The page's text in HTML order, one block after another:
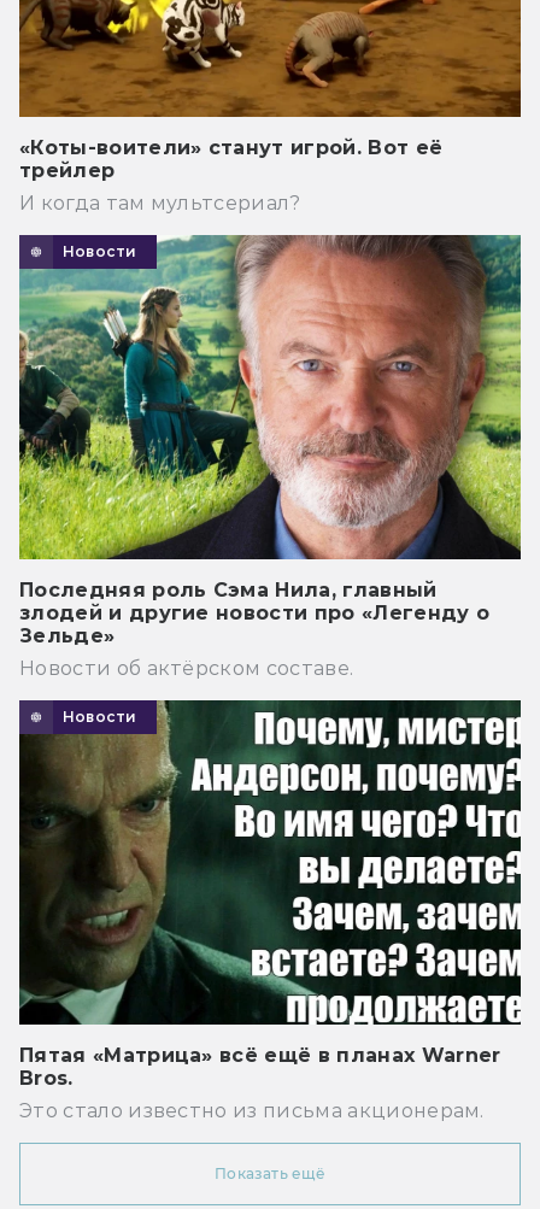
«Коты-воители» станут игрой. Вот её
трейлер
И когда там мультсериал?
Новости
Последняя роль Сэма Нила, главный
злодей и другие новости про «Легенду о
Зельде»
Новости об актёрском составе.
Новости
Пятая «Матрица» всё ещё в планах Warner
Bros.
Это стало известно из письма акционерам.
Показать ещё